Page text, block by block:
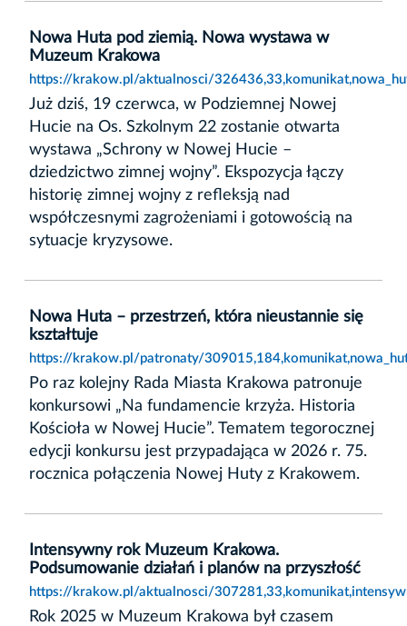
Nowa Huta pod ziemią. Nowa wystawa w
Muzeum Krakowa
https://krakow.pl/aktualnosci/
Już dziś, 19 czerwca, w Podziemnej Nowej
Hucie na Os. Szkolnym 22 zostanie otwarta
wystawa „Schrony w Nowej Hucie –
dziedzictwo zimnej wojny”. Ekspozycja łączy
historię zimnej wojny z refleksją nad
współczesnymi zagrożeniami i gotowością na
sytuacje kryzysowe.
Nowa Huta – przestrzeń, która nieustannie się
kształtuje
https://krakow.pl/patronaty/
Po raz kolejny Rada Miasta Krakowa patronuje
konkursowi „Na fundamencie krzyża. Historia
Kościoła w Nowej Hucie”. Tematem tegorocznej
edycji konkursu jest przypadająca w 2026 r. 75.
rocznica połączenia Nowej Huty z Krakowem.
Intensywny rok Muzeum Krakowa.
Podsumowanie działań i planów na przyszłość
https://krakow.pl/aktualnosci/
Rok 2025 w Muzeum Krakowa był czasem